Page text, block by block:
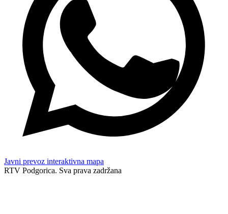
Javni prevoz interaktivna mapa
RTV Podgorica. Sva prava zadržana